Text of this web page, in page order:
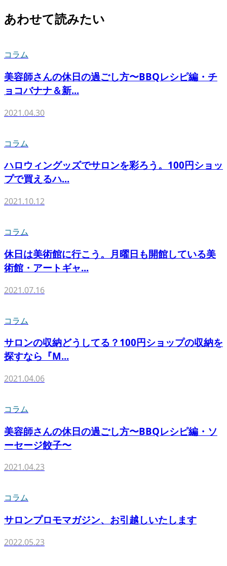
あわせて読みたい
コラム
美容師さんの休日の過ごし方〜BBQレシピ編・チ
ョコバナナ＆新...
2021.04.30
コラム
ハロウィングッズでサロンを彩ろう。100円ショッ
プで買えるハ...
2021.10.12
コラム
休日は美術館に行こう。月曜日も開館している美
術館・アートギャ...
2021.07.16
コラム
サロンの収納どうしてる？100円ショップの収納を
探すなら『M...
2021.04.06
コラム
美容師さんの休日の過ごし方〜BBQレシピ編・ソ
ーセージ餃子〜
2021.04.23
コラム
サロンプロモマガジン、お引越しいたします
2022.05.23